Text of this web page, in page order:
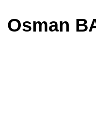
Osman